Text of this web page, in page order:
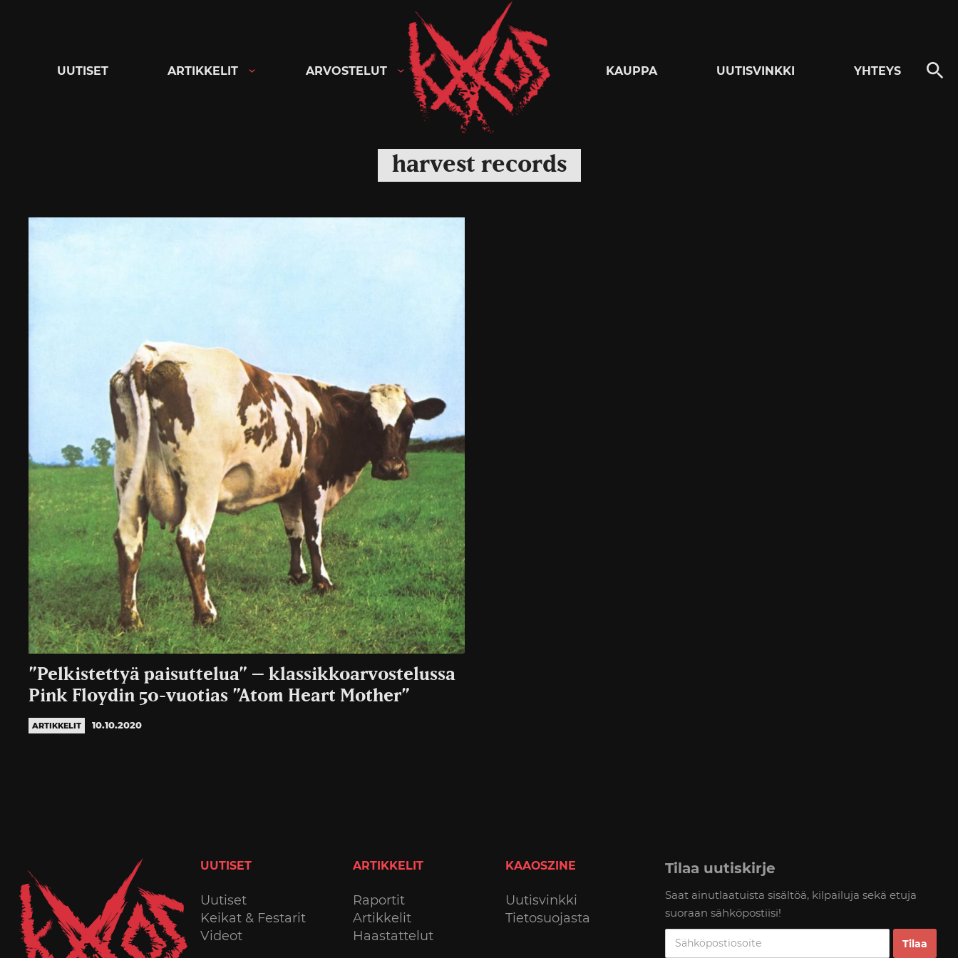
Kaaoszine
UUTISET ARTIKKELIT ARVOSTELUT KAUPPA UUTISVINKKI YHTEYS
harvest records
”Pelkistettyä paisuttelua” – klassikkoarvostelussa
Pink Floydin 50-vuotias ”Atom Heart Mother”
ARTIKKELIT 10.10.2020
UUTISET
Uutiset
Keikat & Festarit
Videot
ARTIKKELIT
Raportit
Artikkelit
Haastattelut
KAAOSZINE
Uutisvinkki
Tietosuojasta
Tilaa uutiskirje
Saat ainutlaatuista sisältöä, kilpailuja sekä etuja
suoraan sähköpostiisi!